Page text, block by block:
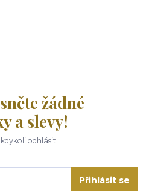
žádné
a slevy!
odhlásit.
Přihlásit se